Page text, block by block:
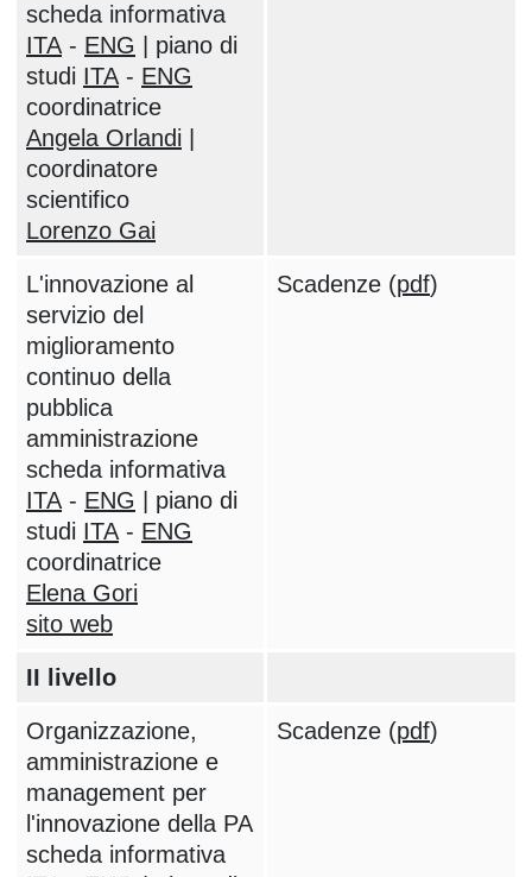
scheda informativa
ITA- ENG | piano di
studi ITA- ENG
coordinatrice
Angela Orlandi
coordinatore
scientifico
Lorenzo Gai
L'innovazione al
servizio del
miglioramento
continuo della
pubblica
amministrazione
scheda informativa
ITA- ENG | piano di
studi ITA- ENG
coordinatrice
Elena Gori
sito web
Scadenze (pdf)
II livello
Organizzazione,
amministrazione e
management per
l'innovazione della PA
scheda informativa
Scadenze (pdf)